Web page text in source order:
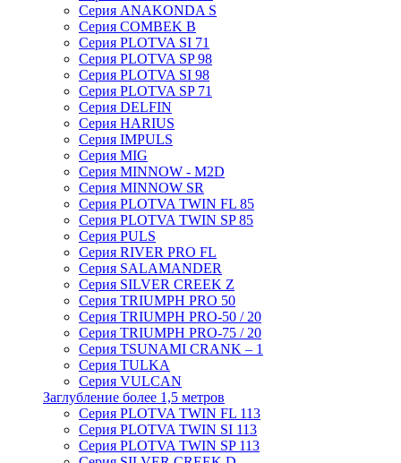
Серия ANAKONDA S
Серия COMBEK B
Серия PLOTVA SI 71
Серия PLOTVA SP 98
Серия PLOTVA SI 98
Серия PLOTVA SP 71
Серия DELFIN
Серия HARIUS
Серия IMPULS
Серия MIG
Серия MINNOW - M2D
Серия MINNOW SR
Серия PLOTVA TWIN FL 85
Серия PLOTVA TWIN SP 85
Серия PULS
Серия RIVER PRO FL
Серия SALAMANDER
Серия SILVER CREEK Z
Серия TRIUMPH PRO 50
Серия TRIUMPH PRO-50 / 20
Серия TRIUMPH PRO-75 / 20
Серия TSUNAMI CRANK – 1
Серия TULKA
Серия VULCAN
Заглубление более 1,5 метров
Серия PLOTVA TWIN FL 113
Серия PLOTVA TWIN SI 113
Серия PLOTVA TWIN SP 113